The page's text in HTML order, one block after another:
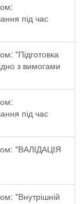
під час
"Підготовка
з вимогами
під час
"ВАЛІДАЦІЯ
"Внутрішній